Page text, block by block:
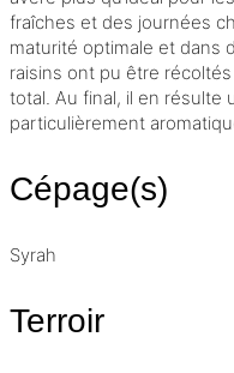
fraîches et des journées
maturité optimale et dans
raisins ont pu être
total. Au final, il en résulte
particulièrement
Cépage(s)
Syrah
Terroir